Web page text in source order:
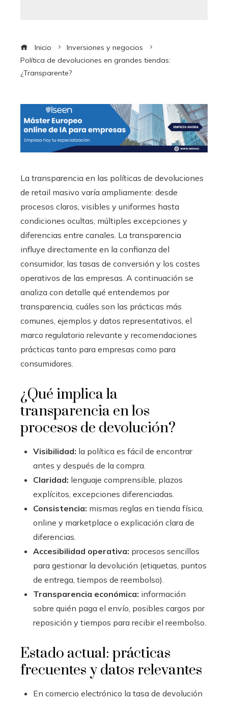
Inicio
Inversiones y negocios
Política de devoluciones en grandes tiendas:
¿Transparente?
La transparencia en las políticas de devoluciones
de retail masivo varía ampliamente: desde
procesos claros, visibles y uniformes hasta
condiciones ocultas, múltiples excepciones y
diferencias entre canales. La transparencia
influye directamente en la confianza del
consumidor, las tasas de conversión y los costes
operativos de las empresas. A continuación se
analiza con detalle qué entendemos por
transparencia, cuáles son las prácticas más
comunes, ejemplos y datos representativos, el
marco regulatorio relevante y recomendaciones
prácticas tanto para empresas como para
consumidores.
¿Qué implica la
transparencia en los
procesos de devolución?
Visibilidad: la política es fácil de encontrar
antes y después de la compra.
Claridad: lenguaje comprensible, plazos
explícitos, excepciones diferenciadas.
Consistencia: mismas reglas en tienda física,
online y marketplace o explicación clara de
diferencias.
Accesibilidad operativa: procesos sencillos
para gestionar la devolución (etiquetas, puntos
de entrega, tiempos de reembolso).
Transparencia económica: información
sobre quién paga el envío, posibles cargos por
reposición y tiempos para recibir el reembolso.
Estado actual: prácticas
frecuentes y datos relevantes
En comercio electrónico la tasa de devolución